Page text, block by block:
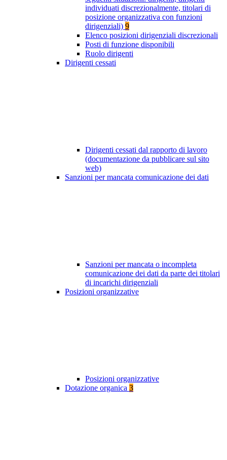
individuati discrezionalmente, titolari di
posizione organizzativa con funzioni
dirigenziali) 9
Elenco posizioni dirigenziali discrezionali
Posti di funzione disponibili
Ruolo dirigenti
Dirigenti cessati
Dirigenti cessati dal rapporto di lavoro
(documentazione da pubblicare sul sito
web)
Sanzioni per mancata comunicazione dei dati
Sanzioni per mancata o incompleta
comunicazione dei dati da parte dei titolari
di incarichi dirigenziali
Posizioni organizzative
Posizioni organizzative
Dotazione organica 3